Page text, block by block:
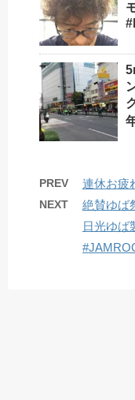
PREV 連休お疲
NEXT
絶賛ゆば
日光ゆば